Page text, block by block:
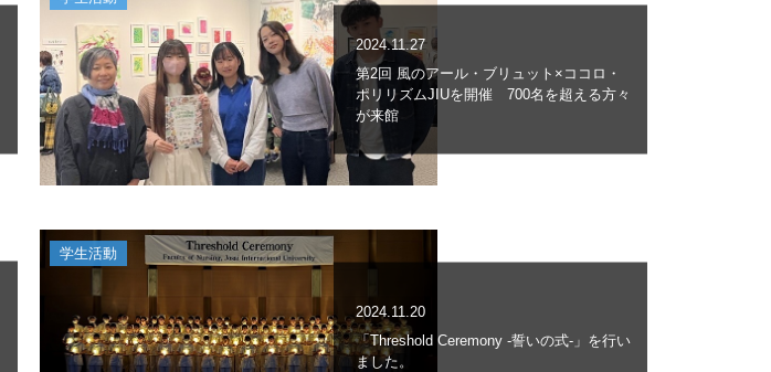
2024.11.27
第2回 風のアール・ブリュット×ココロ・
ポリリズムJIUを開催 700名を超える方々
が来館
学生活動
2024.11.20
「Threshold Ceremony -誓いの式-」を行い
ました。